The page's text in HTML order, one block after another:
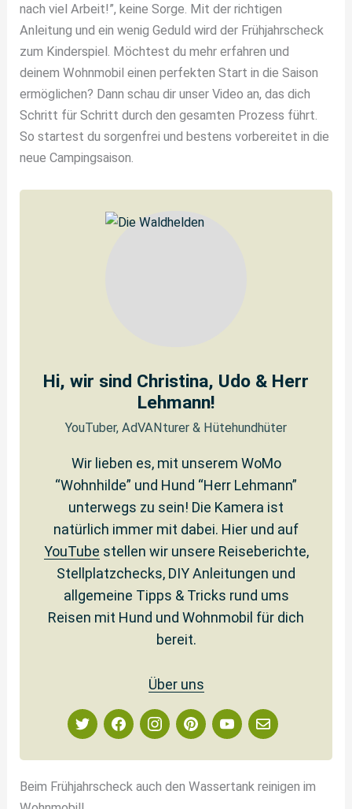
nach viel Arbeit!”, keine Sorge. Mit der richtigen
Anleitung und ein wenig Geduld wird der Frühjahrscheck
zum Kinderspiel. Möchtest du mehr erfahren und
deinem Wohnmobil einen perfekten Start in die Saison
ermöglichen? Dann schau dir unser Video an, das dich
Schritt für Schritt durch den gesamten Prozess führt.
So startest du sorgenfrei und bestens vorbereitet in die
neue Campingsaison.
Hi, wir sind Christina, Udo & Herr
Lehmann!
YouTuber, AdVANturer & Hütehundhüter
Wir lieben es, mit unserem WoMo
“Wohnhilde” und Hund “Herr Lehmann”
unterwegs zu sein! Die Kamera ist
natürlich immer mit dabei. Hier und auf
YouTube stellen wir unsere Reiseberichte,
Stellplatzchecks, DIY Anleitungen und
allgemeine Tipps & Tricks rund ums
Reisen mit Hund und Wohnmobil für dich
bereit.
Über uns
Beim Frühjahrscheck auch den Wassertank reinigen im